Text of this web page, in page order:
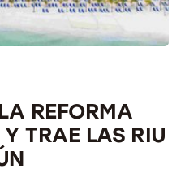
REFORMA
TRAE LAS RIU